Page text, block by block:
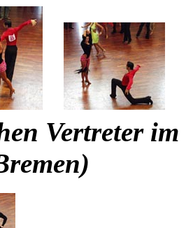
Vertreter